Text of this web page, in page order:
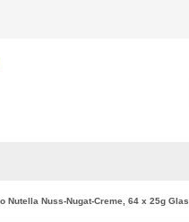
Nutella Nuss-Nugat-Creme, 64 x 25g Glas